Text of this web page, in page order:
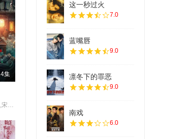
集
朱娅,应灏铭,肖东昊,宋未央
这一秒过火
7.0
蓝嘴唇
9.0
凛冬下的罪恶
9.0
南戏
6.0